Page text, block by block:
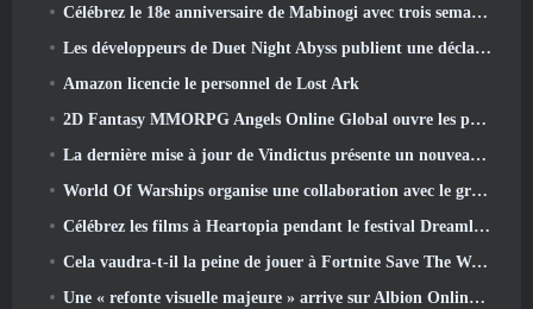
Célébrez le 18e anniversaire de Mabinogi avec trois semaines d'événements et de récompenses
Les développeurs de Duet Night Abyss publient une déclaration officielle concernant un récent incident de logiciel malveillant suite à la mise à jour du jeu
Amazon licencie le personnel de Lost Ark
2D Fantasy MMORPG Angels Online Global ouvre les pré-inscriptions
La dernière mise à jour de Vindictus présente un nouveau raid où les joueurs affronteront le gardien de Caliburn
World Of Warships organise une collaboration avec le groupe de heavy metal suédois Sabaton
Célébrez les films à Heartopia pendant le festival Dreamlight Cinematics
Cela vaudra-t-il la peine de jouer à Fortnite Save The World une fois qu'il sera gratuit?
Une « refonte visuelle majeure » arrive sur Albion Online en avril